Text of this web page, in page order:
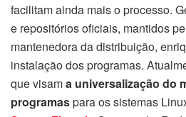
facilitam ainda mais o processo.
e repositórios oficiais, mantidos
mantenedora da distribuição,
instalação dos programas.
que visama universalização do
programaspara os sistemas